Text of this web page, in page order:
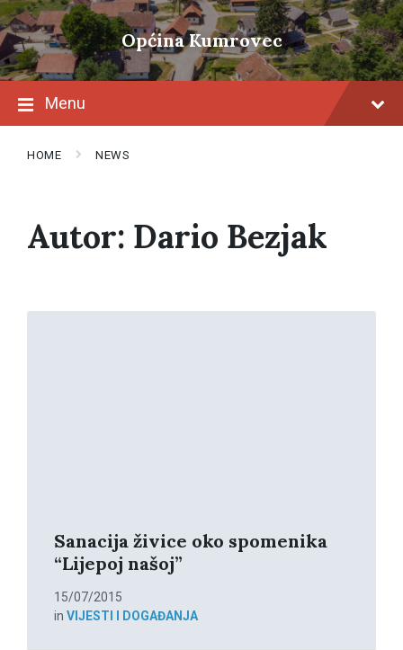
Skip
to
content
Skip
to
main
navigation
Skip
to
footer
Općina Kumrovec
Menu
HOME NEWS
Autor: Dario Bezjak
Sanacija živice oko spomenika
“Lijepoj našoj”
15/07/2015
in VIJESTI I DOGAĐANJA
Read